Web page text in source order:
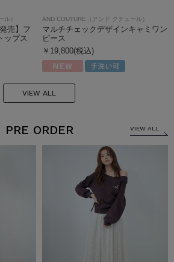
ル）
売】フ
ップス
AND COUTURE（アンド クチュール）
マルチチェックデザインキャミワン
ピース
￥19,800(税込)
VIEW ALL
PRE ORDER VIEW ALL